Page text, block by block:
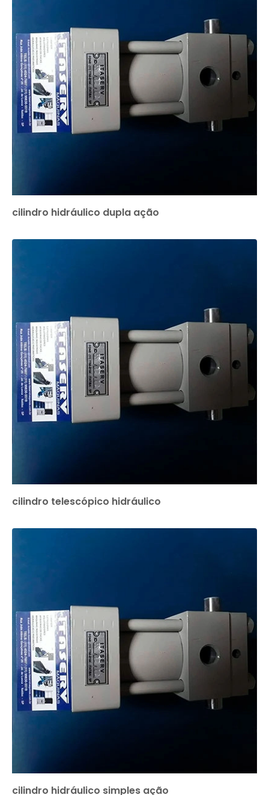
cilindro hidráulico dupla ação
cilindro telescópico hidráulico
cilindro hidráulico simples ação